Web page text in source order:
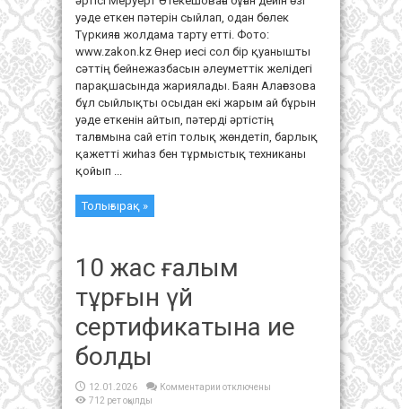
уәде еткен пәтерін сыйлап, одан бөлек
Түркияға жолдама тарту етті. Фото:
www.zakon.kz Өнер иесі сол бір қуанышты
сәттің бейнежазбасын әлеуметтік желідегі
парақшасында жариялады. Баян Алағөзова
бұл сыйлықты осыдан екі жарым ай бұрын
уәде еткенін айтып, пәтерді әртістің
талғамына сай етіп толық жөндетіп, барлық
қажетті жиһаз бен тұрмыстық техниканы
қойып ...
Толығырақ »
10 жас ғалым
тұрғын үй
сертификатына ие
болды
12.01.2026 Комментарии котключены
712 рет оқылды